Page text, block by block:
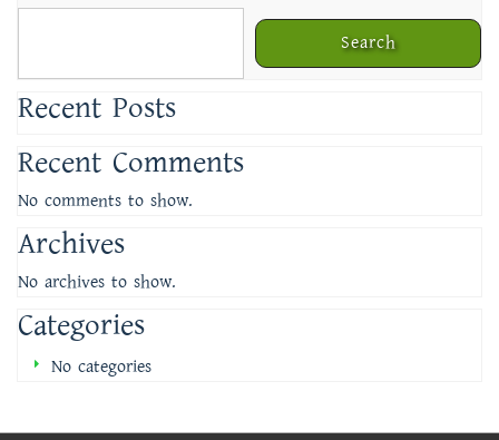
Search
Recent Posts
Recent Comments
No comments to show.
Archives
No archives to show.
Categories
No categories